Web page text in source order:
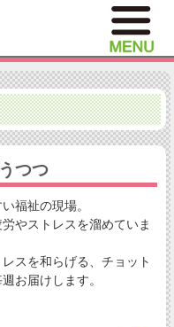
つつ
福祉の現場。
やストレスを溜めていま
スを和らげる、チョット
お届けします。